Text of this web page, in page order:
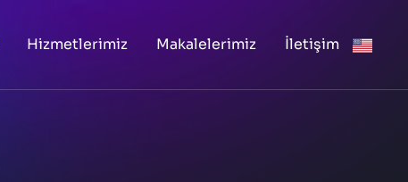
Hizmetlerimiz Makalelerimiz İletişim